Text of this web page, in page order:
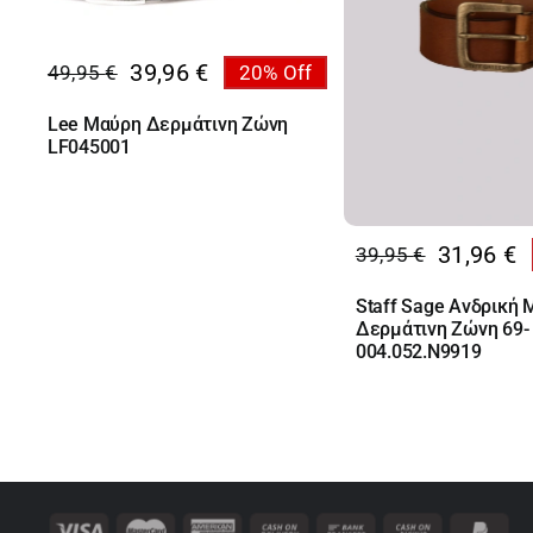
49,95€
Original
price
was:
39,96 €
Η
τρέχουσα
τιμή
20% Off
Lee Μαύρη Δερμάτινη Ζώνη
LF045001
39,95€
Original
price
was:
39,95 €.
31,96 €
Η
τρέχουσα
τιμή
είναι:
Staff Sage Ανδρική
Δερμάτινη Ζώνη 69-
004.052.N9919